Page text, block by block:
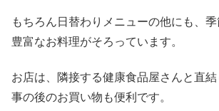
もちろん日替わりメニューの他にも、季
豊富なお料理がそろっています。
お店は、隣接する健康食品屋さんと直
事の後のお買い物も便利です。